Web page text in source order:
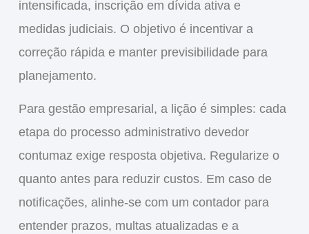
intensificada, inscrição em dívida ativa e
medidas judiciais. O objetivo é incentivar a
correção rápida e manter previsibilidade para
planejamento.
Para gestão empresarial, a lição é simples: cada
etapa do processo administrativo devedor
contumaz exige resposta objetiva. Regularize o
quanto antes para reduzir custos. Em caso de
notificações, alinhe-se com um contador para
entender prazos, multas atualizadas e a